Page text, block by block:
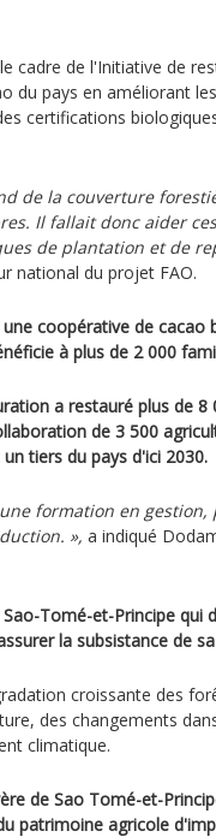
cadre de l'Initiative de
du pays en améliorant
certifications
de la couverture
Il fallait donc aider
de plantation et de
national du projet FAO.
une coopérative de cacao
à plus de 2 000
a restauré plus de 8
de 3 500
tiers du pays d'ici 2030.
formation en
», a indiqué
Tomé-et-Principe qui
la subsistance de
croissante des
des changements
climatique.
de Sao Tomé-et-
patrimoine agricole